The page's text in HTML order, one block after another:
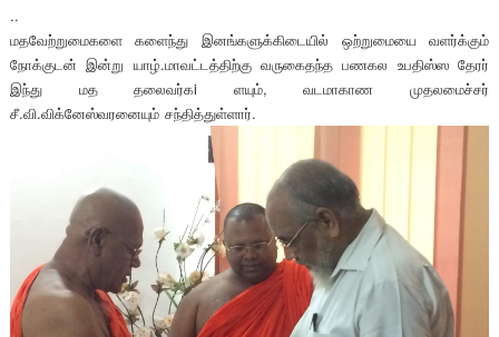
..
மதவேற்றுமைகளை களைந்து இனங்களுக்கிடையில் ஒற்றுமையை வளர்க்கும்
நோக்குடன் இன்று யாழ்.மாவட்டத்திற்கு வருகைதந்த பணகல உபதிஸ்ஸ தேரர்
இந்து மத தலைவர்கi ளயும், வடமாகாண முதலமைச்சர்
சீ.வி.விக்னேஸ்வரனையும் சந்தித்துள்ளார்.